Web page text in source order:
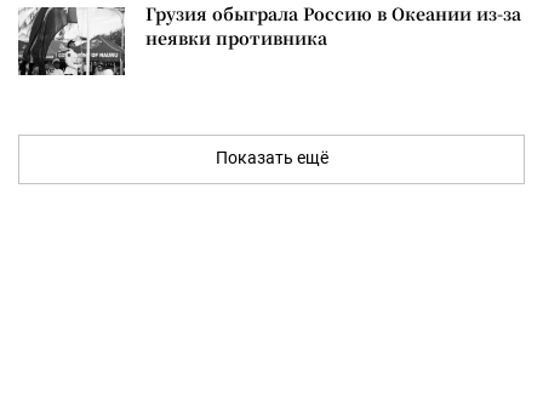
Грузия обыграла Россию в Океании из-за
неявки противника
Показать ещё